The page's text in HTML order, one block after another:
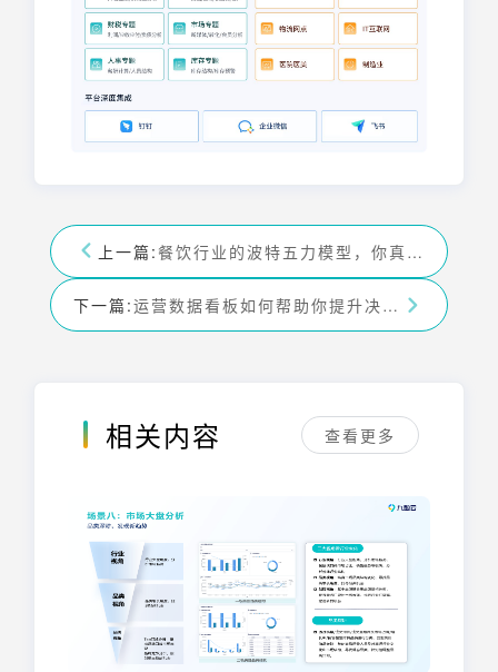
上一篇: 餐饮行业的波特五力模型，你真的读懂了吗
下一篇: 运营数据看板如何帮助你提升决策效率？这三个功能你必须知道！
相关内容 查看更多